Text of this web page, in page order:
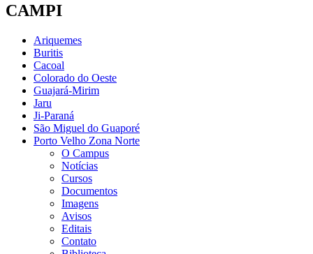
CAMPI
Ariquemes
Buritis
Cacoal
Colorado do Oeste
Guajará-Mirim
Jaru
Ji-Paraná
São Miguel do Guaporé
Porto Velho Zona Norte
O Campus
Notícias
Cursos
Documentos
Imagens
Avisos
Editais
Contato